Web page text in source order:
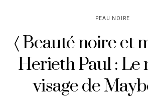
PEAU NOIRE
〈 Beauté noire et
Herieth Paul : Le
visage de